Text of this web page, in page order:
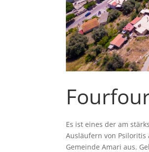
Es ist eines der am
Ausläufern von
Gemeinde Amari aus.